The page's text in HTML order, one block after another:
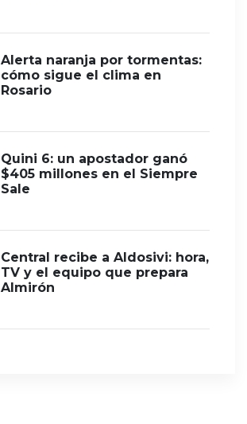
Alerta naranja por tormentas:
cómo sigue el clima en
Rosario
Quini 6: un apostador ganó
$405 millones en el Siempre
Sale
Central recibe a Aldosivi: hora,
TV y el equipo que prepara
Almirón